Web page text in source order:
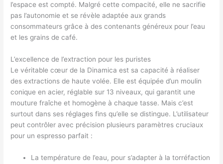
l’espace est compté. Malgré cette compacité, elle ne sacrifie
pas l’autonomie et se révèle adaptée aux grands
consommateurs grâce à des contenants généreux pour l’eau
et les grains de café.
L’excellence de l’extraction pour les puristes
Le véritable cœur de la Dinamica est sa capacité à réaliser
des extractions de haute volée. Elle est équipée d’un moulin
conique en acier, réglable sur 13 niveaux, qui garantit une
mouture fraîche et homogène à chaque tasse. Mais c’est
surtout dans ses réglages fins qu’elle se distingue. L’utilisateur
peut contrôler avec précision plusieurs paramètres cruciaux
pour un espresso parfait :
La température de l’eau, pour s’adapter à la torréfaction